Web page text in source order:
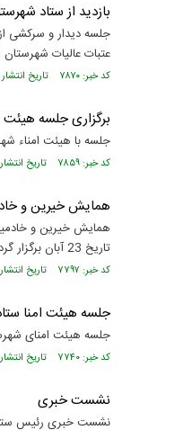
بازدید از ستاد
جلسه دیدار و سرکشی
عتبات عالیات شهرستان سردشت در
کد خبر: ۷۸۷۰ تاریخ انتشار : ۱۴۰۳/۰۹/۱۸
برگزاری جلسه هیئت
جلسه با هیئت امناء
کد خبر: ۷۸۵۹ تاریخ انتشار : ۱۴۰۳/۰۹/۱۴
همایش خیرین و
همایش خیرین و
تاریخ 23 آبان برگزار گردید
کد خبر: ۷۷۹۷ تاریخ انتشار : ۱۴۰۳/۰۸/۲۶
جلسه هیئت امنا
جلسه هیئت امنای
کد خبر: ۷۷۴۰ تاریخ انتشار : ۱۴۰۳/۰۷/۳۰
نشست خبری
نشست خبری رئیس ستاد